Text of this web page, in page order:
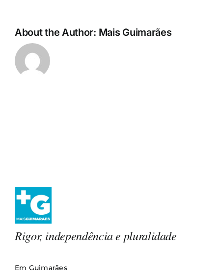
About the Author: Mais Guimarães
Rigor, independência e pluralidade
Em Guimarães